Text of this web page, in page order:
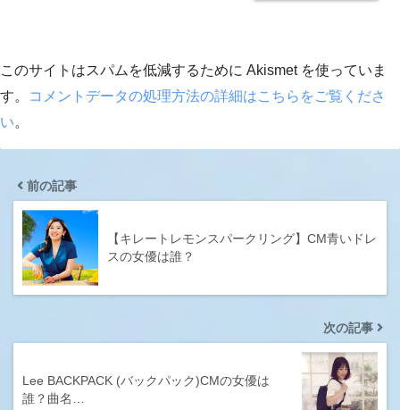
このサイトはスパムを低減するために Akismet を使っていま
す。
コメントデータの処理方法の詳細はこちらをご覧くださ
い。
前の記事
【キレートレモンスパークリング】CM青いドレ
スの女優は誰？
次の記事
Lee BACKPACK (バックパック)CMの女優は
誰？曲名…